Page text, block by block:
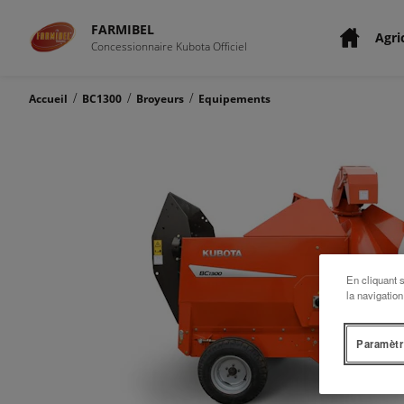
FARMIBEL
Concessionnaire Kubota Officiel
Accueil / BC1300 / Broyeurs / Equipements
En cliquant
la